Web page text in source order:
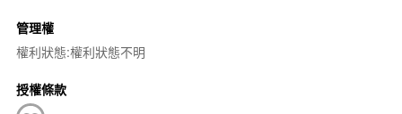
管理權
權利狀態:權利狀態不明
授權條款